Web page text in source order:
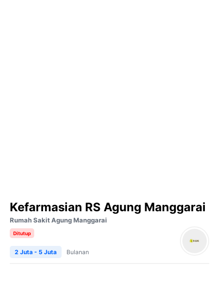
Kefarmasian RS Agung Manggarai
Rumah Sakit Agung Manggarai
Ditutup
2 Juta - 5 Juta Bulanan